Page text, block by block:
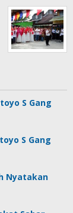
S Gang
S Gang
Nyatakan